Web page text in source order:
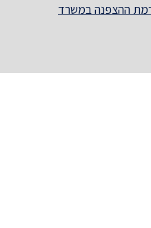
ההצפנה במשרד